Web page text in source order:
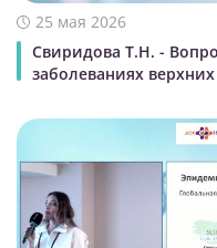
25 мая 2026
Свиридова Т.Н. -
заболеваниях